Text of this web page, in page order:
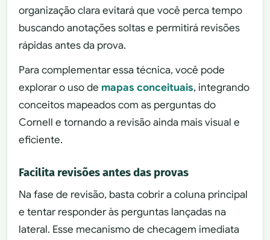
organização clara evitará que você perca tempo
buscando anotações soltas e permitirá revisões
rápidas antes da prova.
Para complementar essa técnica, você pode
explorar o uso de mapas conceituais, integrando
conceitos mapeados com as perguntas do
Cornell e tornando a revisão ainda mais visual e
eficiente.
Facilita revisões antes das provas
Na fase de revisão, basta cobrir a coluna principal
e tentar responder às perguntas lançadas na
lateral. Esse mecanismo de checagem imediata